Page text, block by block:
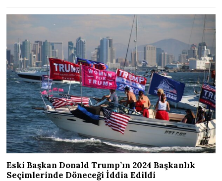
Eski Başkan Donald Trump’ın 2024 Başkanlık
Seçimlerinde Döneceği İddia Edildi